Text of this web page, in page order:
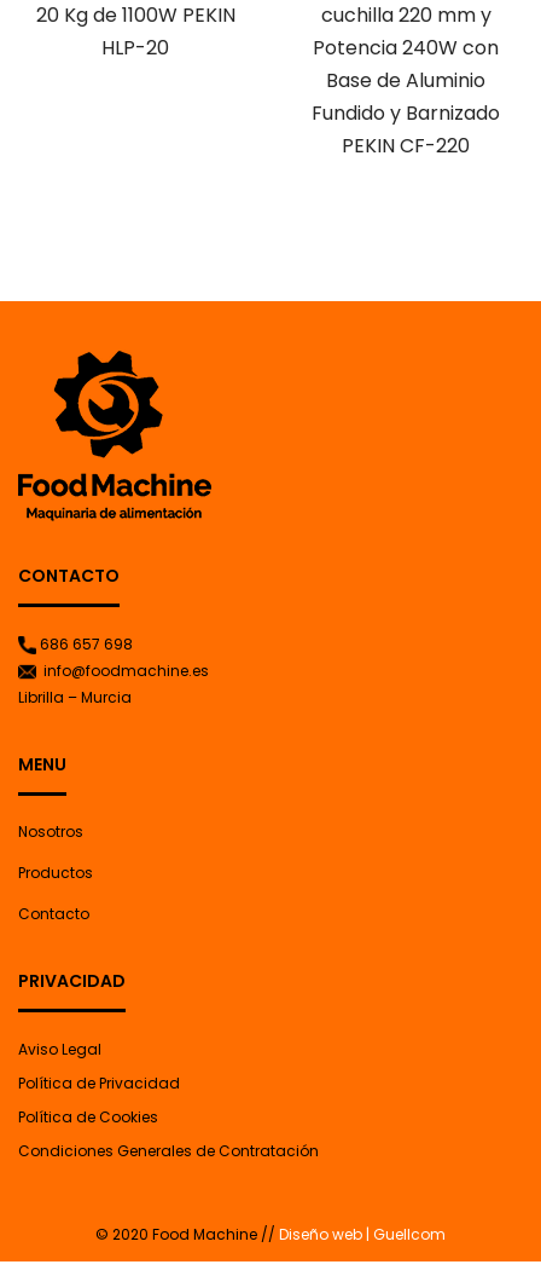
20 Kg de 1100W PEKIN
HLP-20
cuchilla 220 mm y
Potencia 240W con
Base de Aluminio
Fundido y Barnizado
PEKIN CF-220
CONTACTO
686 657 698
info@foodmachine.es
Librilla – Murcia
MENU
Nosotros
Productos
Contacto
PRIVACIDAD
Aviso Legal
Política de Privacidad
Política de Cookies
Condiciones Generales de Contratación
© 2020 Food Machine // Diseño web | Guellcom